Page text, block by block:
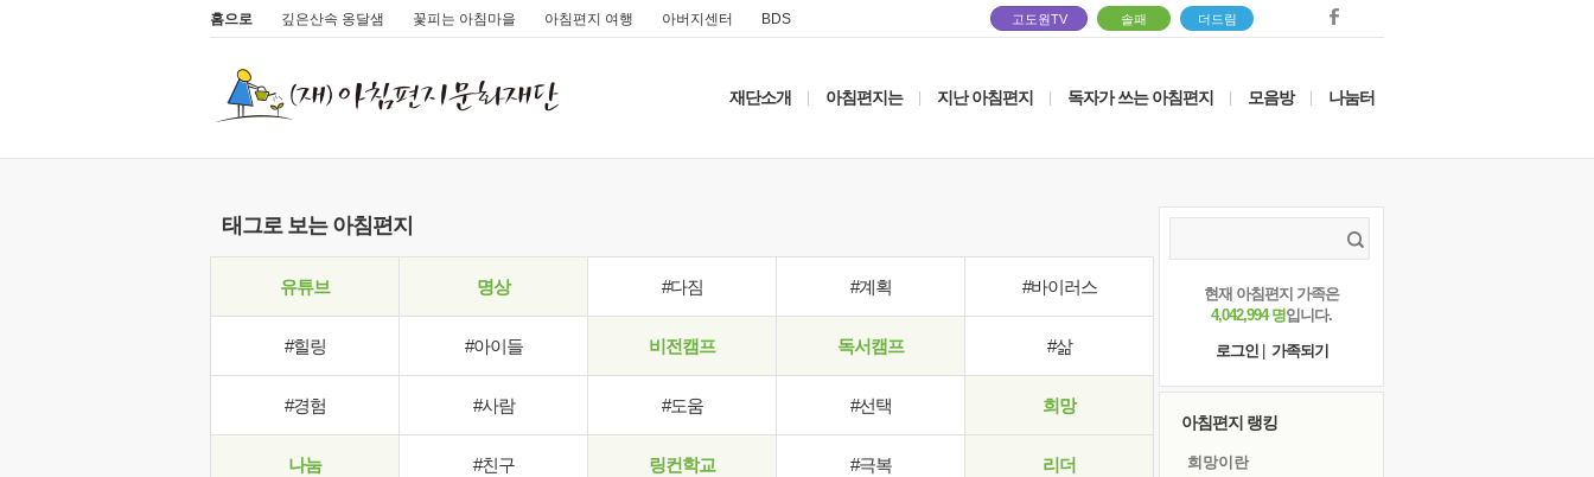
홈으로 깊은산속 옹달샘 꽃피는 아침마을 아침편지 여행 아버지센터 BDS 고도원TV 솔패 더드림
재단소개 아침편지는 지난 아침편지 독자가 쓰는 아침편지 모음방 나눔터
태그로 보는 아침편지
유튜브 명상 #다짐 #계획 #바이러스
#힐링 #아이들 비전캠프 독서캠프 #삶
#경험 #사람 #도움 #선택 희망
나눔 #친구 링컨학교 #극복 리더
현재 아침편지 가족은
4,042,994 명입니다.
로그인
가족되기
아침편지 랭킹
희망이란